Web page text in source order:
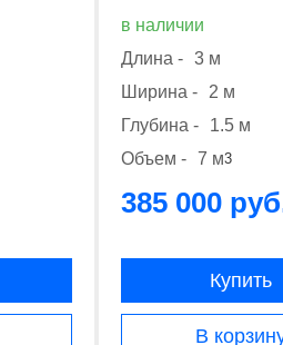
в наличии
Длина - 3 м
Ширина -
2 м
Глубина -
1.5 м
Объем - 7 м3
385 000
Купить
В